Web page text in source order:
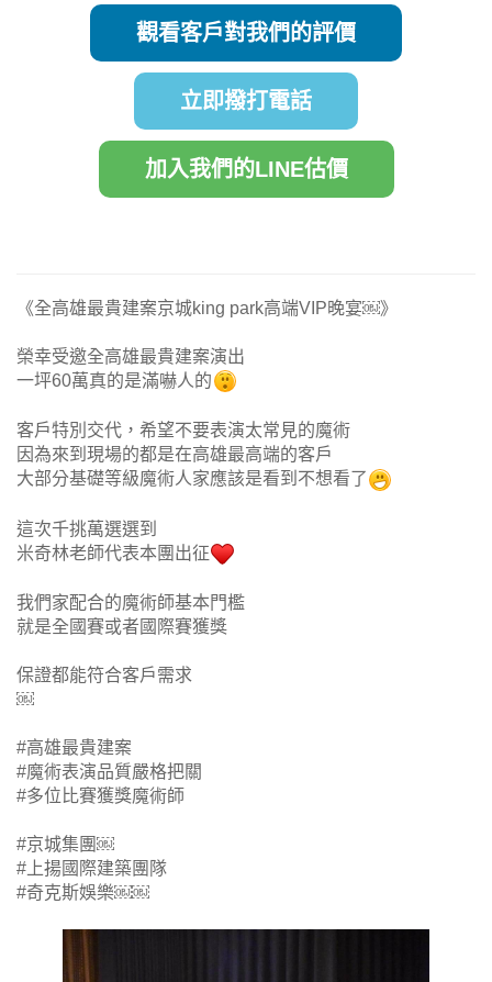
觀看客戶對我們的評價
立即撥打電話
加入我們的LINE估價
《全高雄最貴建案京城king park高端VIP晚宴￼》
榮幸受邀全高雄最貴建案演出
一坪60萬真的是滿嚇人的
客戶特別交代，希望不要表演太常見的魔術
因為來到現場的都是在高雄最高端的客戶
大部分基礎等級魔術人家應該是看到不想看了
這次千挑萬選選到
米奇林老師代表本團出征
我們家配合的魔術師基本門檻
就是全國賽或者國際賽獲獎
保證都能符合客戶需求
￼
#高雄最貴建案
#魔術表演品質嚴格把關
#多位比賽獲獎魔術師
#京城集團￼
#上揚國際建築團隊
#奇克斯娛樂￼￼